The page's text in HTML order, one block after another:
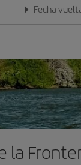
en formato día/mes/
Fecha
Introduce la
la